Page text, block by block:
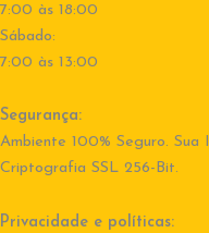
7:00 às 18:00
Sábado:
7:00 às 13:00
Segurança:
Ambiente 100% Seguro.
Criptografia SSL 256-Bit.
Privacidade e políticas: